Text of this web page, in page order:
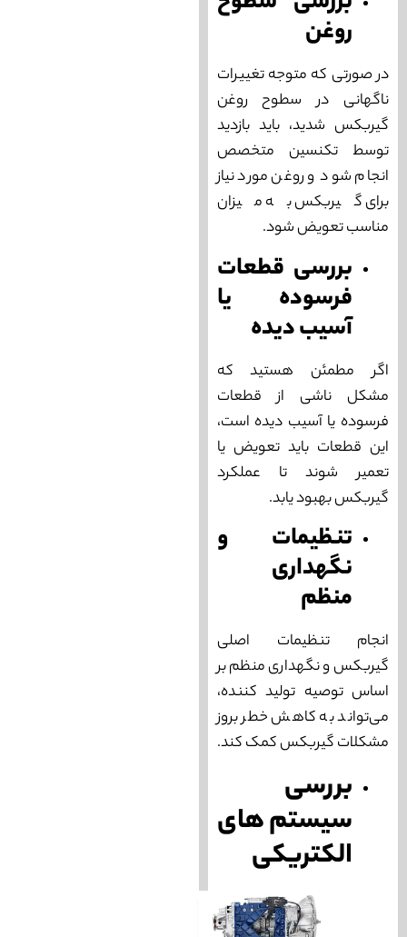
روغن
در صورتی که متوجه تغییرات
ناگهانی در سطوح روغن
گیربکس شدید، باید بازدید
توسط تکنسین متخصص
انجام شود و روغن مورد نیاز
برای گیربکس به میزان
مناسب تعویض شود.
بررسی قطعات
فرسوده یا
آسیب دیده
اگر مطمئن هستید که
مشکل ناشی از قطعات
فرسوده یا آسیب دیده است،
این قطعات باید تعویض یا
تعمیر شوند تا عملکرد
گیربکس بهبود یابد.
تنظیمات و
نگهداری
منظم
انجام تنظیمات اصلی
گیربکس و نگهداری منظم بر
اساس توصیه تولید کننده،
می‌‌تواند به کاهش خطر بروز
مشکلات گیربکس کمک کند.
بررسی
سیستم‌ های
الکتریکی